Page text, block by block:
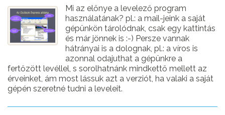
Mi az előnye a levelező program
használatának? pl.: a mail-jeink a saját
gépünkön tárolódnak, csak egy kattintás
és már jönnek is :-) Persze vannak
hátrányai is a dolognak, pl.: a víros is
azonnal odajuthat a gépünkre a
fertőzött levéllel, s sorolhatnánk mindkettő mellett az
érveinket, ám most lássuk azt a verziót, ha valaki a saját
gépén szeretné tudni a leveleit.